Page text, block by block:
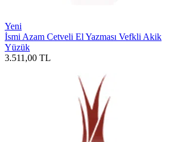
Yeni
İsmi Azam Cetveli El Yazması Vefkli Akik
Yüzük
3.511,00 TL